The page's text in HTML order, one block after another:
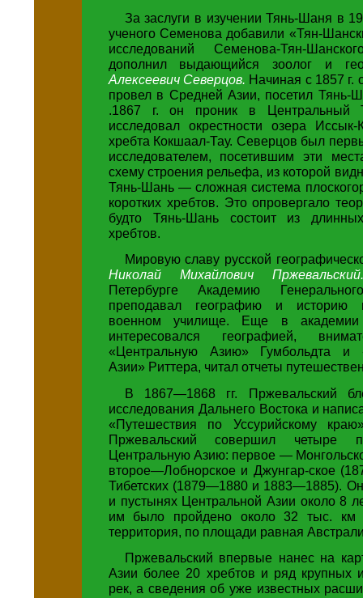
За заслуги в изучении Тянь-Шаня в
ученого Семенова добавили «Тян-
исследований Семенова-Тян-
дополнил выдающийся зоолог и
Алексеевич Северцов. Начиная с 1857 г.
провел в Средней Азии, посетил
.1867 г. он проник в Центральный
исследовал окрестности озера
хребта Кокшаал-Тау. Северцов был
исследователем, посетившим эти
схему строения рельефа, из которой
Тянь-Шань — сложная система
коротких хребтов. Это опровергало
будто Тянь-Шань состоит из
хребтов.
Мировую славу русской
Николай Михайлович
Петербурге Академию
преподавал географию и историю
военном училище. Еще в академии
интересовался географией,
«Центральную Азию» Гумбольдта и
Азии» Риттера, читал отчеты
В 1867—1868 гг. Пржевальский
исследования Дальнего Востока и
«Путешествия по Уссурийскому
Пржевальский совершил четыре
Центральную Азию: первое —
второе—Лобнорское и Джунгар-ское
Тибетских (1879—1880 и 1883—1885).
и пустынях Центральной Азии около 8
им было пройдено около 32 тыс. км
территория, по площади равная
Пржевальский впервые нанес на
Азии более 20 хребтов и ряд крупных
рек, а сведения об уже известных